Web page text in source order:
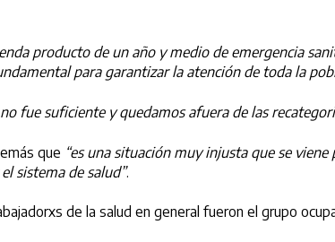
producto de un año y medio de emergencia
para garantizar la atención de toda la
fue suficiente y quedamos afuera de las
que “es una situación muy injusta que se
sistema de salud”.
de la salud en general fueron el grupo